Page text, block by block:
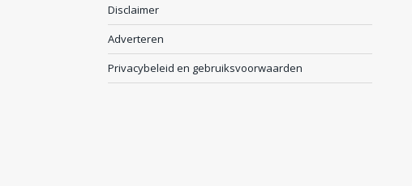
Disclaimer
Adverteren
Privacybeleid en gebruiksvoorwaarden